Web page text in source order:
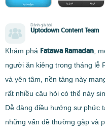
Đánh giá bởi
Uptodown Content Team
Khám phá Fatawa Ramadan ,
người ăn kiêng trong tháng lễ
và yên tâm, nền tảng này
rất nhiều câu hỏi có thể nảy
Dễ dàng điều hướng sự phức
những vấn đề thường gặp và